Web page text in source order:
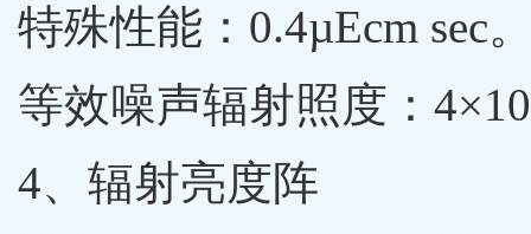
特殊性能：0.4µEcm sec
等效噪声辐射照度：
4、辐射亮度阵